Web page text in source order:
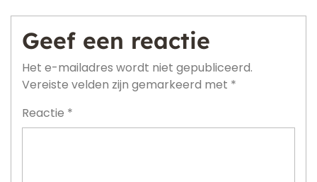
Geef een reactie
Het e-mailadres wordt niet gepubliceerd.
Vereiste velden zijn gemarkeerd met *
Reactie *